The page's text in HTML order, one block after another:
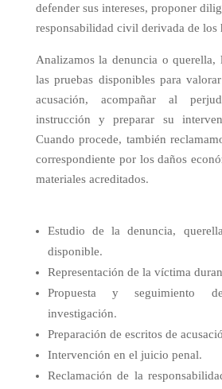
defender sus intereses, proponer
responsabilidad civil derivada de los
Analizamos la denuncia o querella,
las pruebas disponibles para
acusación, acompañar al
instrucción y preparar su
Cuando procede, también
correspondiente por los daños
materiales acreditados.
Estudio de la denuncia,
disponible.
Representación de la víctima
Propuesta y seguimiento
investigación.
Preparación de escritos de
Intervención en el juicio penal.
Reclamación de la